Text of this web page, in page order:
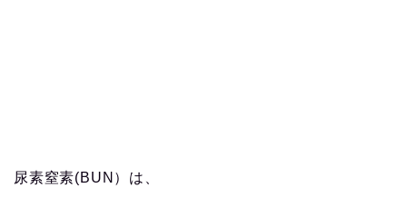
尿素窒素(BUN）は、